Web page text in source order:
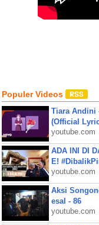
Populer Videos
Tiara Andini
(Official
youtube.com
ADA INI DI
E!
youtube.com
Aksi
esal - 86
youtube.com